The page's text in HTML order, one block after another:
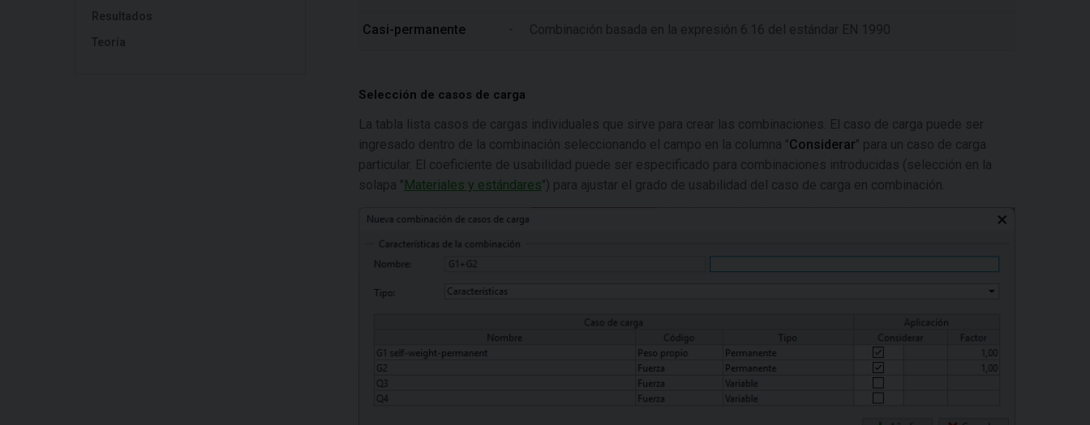
Resultados
Teoría
Casi-permanente - Combinación basada en la expresión 6.16 del estándar EN 1990
Selección de casos de carga
La tabla lista casos de cargas individuales que sirve para crear las combinaciones. El caso de carga puede ser
ingresado dentro de la combinación seleccionando el campo en la columna "Considerar" para un caso de carga
particular. El coeficiente de usabilidad puede ser especificado para combinaciones introducidas (selección en la
solapa "Materiales y estándares") para ajustar el grado de usabilidad del caso de carga en combinación.